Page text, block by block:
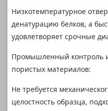
Низкотемпературное
денатурацию белков, а
удовлетворяет срочные
Промышленный контроль
пористых материалов:
Не требуется
целостность образца,